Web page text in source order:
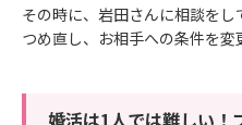
その時に、岩田さんに相談を
つめ直し、お相手への条件を変
婚活は1人では難しい！